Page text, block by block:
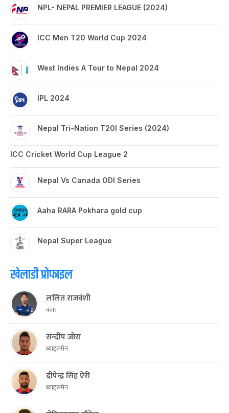
NPL- NEPAL PREMIER LEAGUE (2024)
ICC Men T20 World Cup 2024
West Indies A Tour to Nepal 2024
IPL 2024
Nepal Tri-Nation T20I Series (2024)
ICC Cricket World Cup League 2
Nepal Vs Canada ODI Series
Aaha RARA Pokhara gold cup
Nepal Super League
खेलाडी प्रोफाइल
ललित राजवंशी
बलर
सन्दीप जोरा
ब्याट्समेन
दीपेन्द्र सिंह ऐरी
ब्याट्समेन